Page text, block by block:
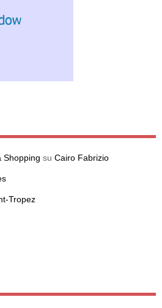
Shopping su Cairo Fabrizio
Tropez